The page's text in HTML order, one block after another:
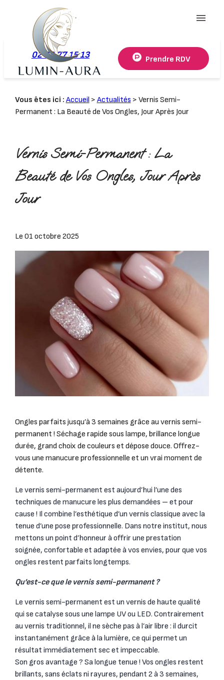
menu
02 78 77 15 13 Prendre RDV
Vous êtes ici : Accueil> Actualités > Vernis Semi-
Permanent : La Beauté de Vos Ongles, Jour Après Jour
Vernis Semi-Permanent : La
Beauté de Vos Ongles, Jour Après
Jour
Le 01 octobre 2025
Ongles parfaits jusqu’à 3 semaines grâce au vernis semi-
permanent ! Séchage rapide sous lampe, brillance longue
durée, grand choix de couleurs et dépose douce. Offrez-
vous une manucure professionnelle et un vrai moment de
détente.
Le vernis semi-permanent est aujourd’hui l’une des
techniques de manucure les plus demandées – et pour
cause ! Il combine l’esthétique d’un vernis classique avec la
tenue d’une pose professionnelle. Dans notre institut, nous
mettons un point d’honneur à offrir une prestation
soignée, confortable et adaptée à vos envies, pour que vos
ongles restent parfaits longtemps.
Qu’est-ce que le vernis semi-permanent ?
Le vernis semi-permanent est un vernis de haute qualité
qui se catalyse sous une lampe UV ou LED. Contrairement
au vernis traditionnel, il ne sèche pas à l’air libre : il durcit
instantanément grâce à la lumière, ce qui permet un
résultat immédiatement sec et impeccable.
Son gros avantage ? Sa longue tenue ! Vos ongles restent
brillants, sans éclats ni rayures, pendant 2 à 3 semaines,
Panneau de gestion des cookies